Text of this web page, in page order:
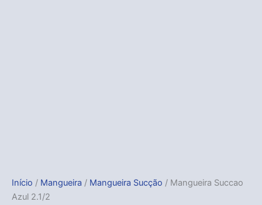
Início / Mangueira / Mangueira Sucção / Mangueira Succao
Azul 2.1/2